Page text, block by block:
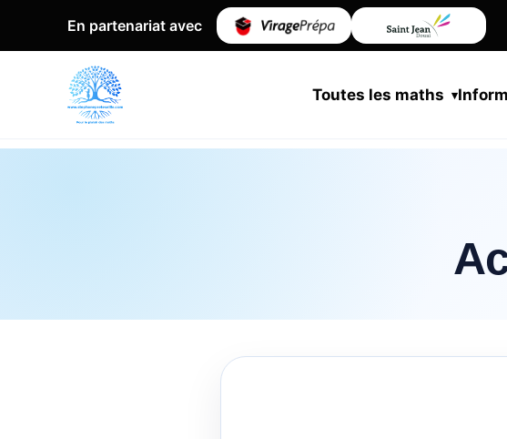
En partenariat avec
Toutes les maths